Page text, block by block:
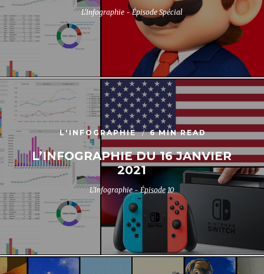
L'Infographie - Épisode Spécial
L'INFOGRAPHIE 6 MIN READ
L’INFOGRAPHIE DU 16 JANVIER
2021
L'Infographie - Épisode 10